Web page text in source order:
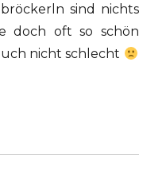
sind nichts
doch oft so schön
nicht schlecht